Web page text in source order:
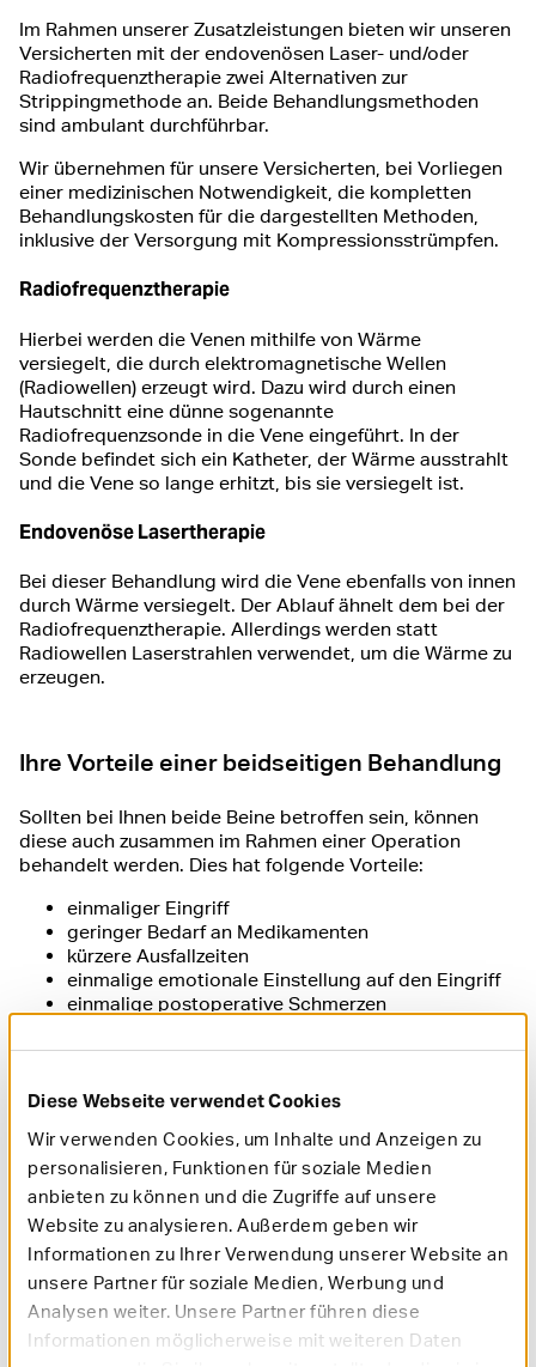
Diese Webseite verwendet Cookies
Wir verwenden Cookies, um Inhalte und Anzeigen zu
personalisieren, Funktionen für soziale Medien
anbieten zu können und die Zugriffe auf unsere
Website zu analysieren. Außerdem geben wir
Informationen zu Ihrer Verwendung unserer Website an
unsere Partner für soziale Medien, Werbung und
Analysen weiter. Unsere Partner führen diese
Informationen möglicherweise mit weiteren Daten
Im Rahmen unserer Zusatzleistungen bieten wir unseren
Versicherten mit der endovenösen Laser- und/oder
Radiofrequenztherapie zwei Alternativen zur
Strippingmethode an. Beide Behandlungsmethoden
sind ambulant durchführbar.
Wir übernehmen für unsere Versicherten, bei Vorliegen
einer medizinischen Notwendigkeit, die kompletten
Behandlungskosten für die dargestellten Methoden,
inklusive der Versorgung mit Kompressionsstrümpfen.
Radiofrequenztherapie
Hierbei werden die Venen mithilfe von Wärme
versiegelt, die durch elektromagnetische Wellen
(Radiowellen) erzeugt wird. Dazu wird durch einen
Hautschnitt eine dünne sogenannte
Radiofrequenzsonde in die Vene eingeführt. In der
Sonde befindet sich ein Katheter, der Wärme ausstrahlt
und die Vene so lange erhitzt, bis sie versiegelt ist.
Endovenöse Lasertherapie
Bei dieser Behandlung wird die Vene ebenfalls von innen
durch Wärme versiegelt. Der Ablauf ähnelt dem bei der
Radiofrequenztherapie. Allerdings werden statt
Radiowellen Laserstrahlen verwendet, um die Wärme zu
erzeugen.
Ihre Vorteile einer beidseitigen Behandlung
Sollten bei Ihnen beide Beine betroffen sein, können
diese auch zusammen im Rahmen einer Operation
behandelt werden. Dies hat folgende Vorteile:
einmaliger Eingriff
geringer Bedarf an Medikamenten
kürzere Ausfallzeiten
einmalige emotionale Einstellung auf den Eingriff
einmalige postoperative Schmerzen
Unterstützung rund um den Eingriff
einseitigen Eingriff sein.
Arztsuche Venenchirurgie
Ärzte, bei den Sie diese chirurgischen Eingriffe
ambulant durchführen können, finden Sie in unserer
Arztsuche.